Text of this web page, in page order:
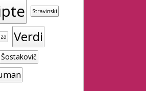
Stravinski
Verdi
Šostakovič